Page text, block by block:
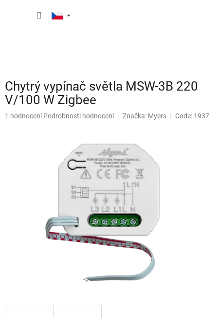
Chytrý vypínač světla MSW-3B 220
V/100 W Zigbee
Průměrné
1 hodnocení Podrobnosti hodnocení Značka: Myers Code: 1937